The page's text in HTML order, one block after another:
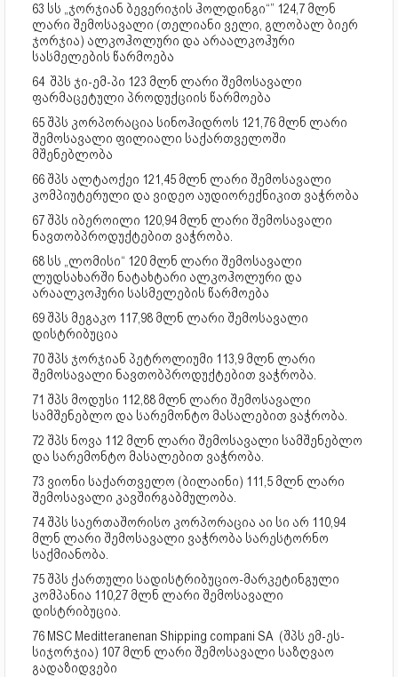
63 სს „ჯორჯიან ბევერიჯის ჰოლდინგი“” 124,7 მლნ
ლარი შემოსავალი (თელიანი ველი, გლობალ ბიერ
ჯორჯია) ალკოჰოლური და არაალკოჰური
სასმელების წარმოება
64 შპს ჯი-ემ-პი 123 მლნ ლარი შემოსავალი
ფარმაცეტული პროდუქციის წარმოება
65 შპს კორპორაცია სინოჰიდროს 121,76 მლნ ლარი
შემოსავალი ფილიალი საქართველოში
მშენებლობა
66 შპს ალტაოქეი 121,45 მლნ ლარი შემოსავალი
კომპიუტერული და ვიდეო აუდიორექნიკით ვაჭრობა
67 შპს იბეროილი 120,94 მლნ ლარი შემოსავალი
ნავთობპროდუქტებით ვაჭრობა.
68 სს „ლომისი“ 120 მლნ ლარი შემოსავალი
ლუდსახარში ნატახტარი ალკოჰოლური და
არაალკოჰური სასმელების წარმოება
69 შპს მეგაკო 117,98 მლნ ლარი შემოსავალი
დისტრიბუცია
70 შპს ჯორჯიან პეტროლიუმი 113,9 მლნ ლარი
შემოსავალი ნავთობპროდუქტებით ვაჭრობა.
71 შპს მოდუსი 112,88 მლნ ლარი შემოსავალი
სამშენებლო და სარემონტო მასალებით ვაჭრობა.
72 შპს ნოვა 112 მლნ ლარი შემოსავალი სამშენებლო
და სარემონტო მასალებით ვაჭრობა.
73 ვიონი საქართველო (ბილაინი) 111,5 მლნ ლარი
შემოსავალი კავშირგაბმულობა.
74 შპს საერთაშორისო კორპორაცია აი სი არ 110,94
მლნ ლარი შემოსავალი ვაჭრობა სარესტორნო
საქმიანობა.
75 შპს ქართული სადისტრიბუციო-მარკეტინგული
კომპანია 110,27 მლნ ლარი შემოსავალი
დისტრიბუცია.
76 MSC Meditteranenan Shipping compani SA (შპს ემ-ეს-
სიჯორჯია) 107 მლნ ლარი შემოსავალი საზღვაო
გადაზიდვები